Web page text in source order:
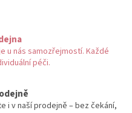
u nás samozřejmostí. Každé
péči.
i v naší prodejně – bez čekání,